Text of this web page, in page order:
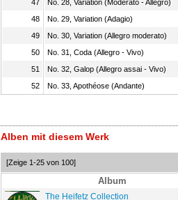
47
No. 28, Variation (Moderato - Allegro)
48
No. 29, Variation (Adagio)
49
No. 30, Variation (Allegro moderato)
50
No. 31, Coda (Allegro - Vivo)
51
No. 32, Galop (Allegro assai - Vivo)
52
No. 33, Apothéose (Andante)
Alben mit diesem Werk
[Zeige 1-25 von 100]
Album
The Heifetz Collection